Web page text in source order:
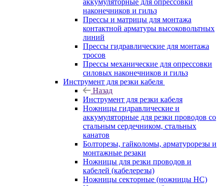
аккумуляторные для опрессовки
наконечников и гильз
Прессы и матрицы для монтажа
контактной арматуры высоковольтных
линий
Прессы гидравлические для монтажа
тросов
Прессы механические для опрессовки
силовых наконечников и гильз
Инструмент для резки кабеля
Назад
Инструмент для резки кабеля
Ножницы гидравлические и
аккумуляторные для резки проводов со
стальным сердечником, стальных
канатов
Болторезы, гайколомы, арматурорезы и
монтажные резаки
Ножницы для резки проводов и
кабелей (кабелерезы)
Ножницы секторные (ножницы НС)